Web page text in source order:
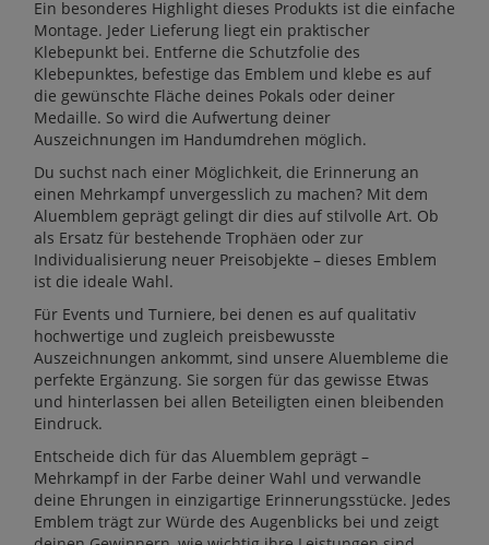
Ein besonderes Highlight dieses Produkts ist die einfache
Montage. Jeder Lieferung liegt ein praktischer
Klebepunkt bei. Entferne die Schutzfolie des
Klebepunktes, befestige das Emblem und klebe es auf
die gewünschte Fläche deines Pokals oder deiner
Medaille. So wird die Aufwertung deiner
Auszeichnungen im Handumdrehen möglich.
Du suchst nach einer Möglichkeit, die Erinnerung an
einen Mehrkampf unvergesslich zu machen? Mit dem
Aluemblem geprägt gelingt dir dies auf stilvolle Art. Ob
als Ersatz für bestehende Trophäen oder zur
Individualisierung neuer Preisobjekte – dieses Emblem
ist die ideale Wahl.
Für Events und Turniere, bei denen es auf qualitativ
hochwertige und zugleich preisbewusste
Auszeichnungen ankommt, sind unsere Aluembleme die
perfekte Ergänzung. Sie sorgen für das gewisse Etwas
und hinterlassen bei allen Beteiligten einen bleibenden
Eindruck.
Entscheide dich für das Aluemblem geprägt –
Mehrkampf in der Farbe deiner Wahl und verwandle
deine Ehrungen in einzigartige Erinnerungsstücke. Jedes
Emblem trägt zur Würde des Augenblicks bei und zeigt